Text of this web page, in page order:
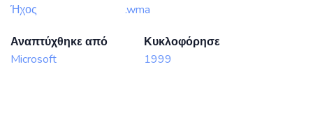
Ήχος
.wma
Αναπτύχθηκε από
Microsoft
Κυκλοφόρησε
1999